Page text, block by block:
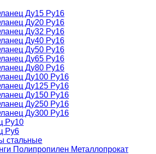
Ду15 Ру16
Ду20 Ру16
Ду32 Ру16
Ду40 Ру16
Ду50 Ру16
Ду65 Ру16
Ду80 Ру16
Ду100 Ру16
Ду125 Ру16
Ду150 Ру16
Ду250 Ру16
Ду300 Ру16
Ру10
Ру6
стальные
Полипропилен Металлопрокат